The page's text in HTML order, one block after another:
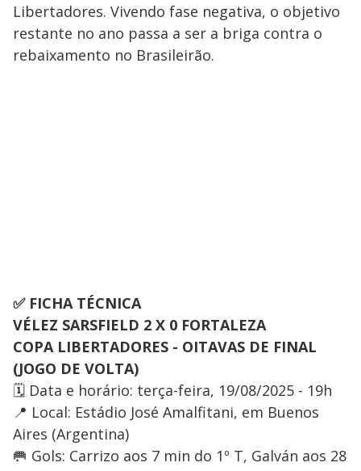
Libertadores. Vivendo fase negativa, o objetivo
restante no ano passa a ser a briga contra o
rebaixamento no Brasileirão.
✅ FICHA TÉCNICA
VÉLEZ SARSFIELD 2 X 0 FORTALEZA
COPA LIBERTADORES - OITAVAS DE FINAL
(JOGO DE VOLTA)
🗓️ Data e horário: terça-feira, 19/08/2025 - 19h
📍 Local: Estádio José Amalfitani, em Buenos
Aires (Argentina)
🥅 Gols: Carrizo aos 7 min do 1º T, Galván aos 28